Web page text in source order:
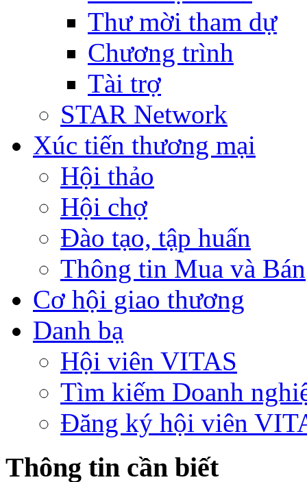
Thư mời tham dự
Chương trình
Tài trợ
STAR Network
Xúc tiến thương mại
Hội thảo
Hội chợ
Đào tạo, tập huấn
Thông tin Mua và Bán
Cơ hội giao thương
Danh bạ
Hội viên VITAS
Tìm kiếm Doanh
Đăng ký hội viên
Thông tin cần biết